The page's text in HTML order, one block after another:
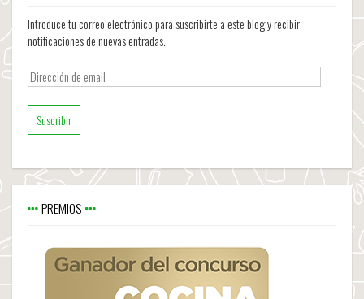
Introduce tu correo electrónico para suscribirte a este blog y recibir
notificaciones de nuevas entradas.
Dirección
de
email
PREMIOS